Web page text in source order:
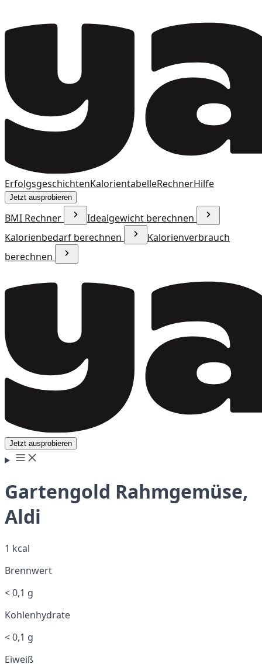
ErfolgsgeschichtenKalorientabelleRechnerHilfe
Jetzt ausprobieren
BMI Rechner
Idealgewicht berechnen
Kalorienbedarf berechnen
Kalorienverbrauch
berechnen
Jetzt ausprobieren
Gartengold Rahmgemüse,
Aldi
1 kcal
Brennwert
< 0,1 g
Kohlenhydrate
< 0,1 g
Eiweiß